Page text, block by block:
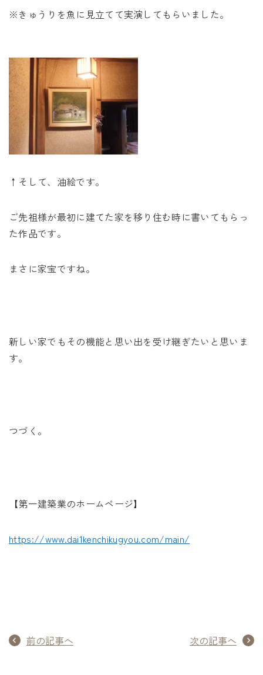
※きゅうりを魚に見立てて実演してもらいました。
↑そして、油絵です。
ご先祖様が最初に建てた家を移り住む時に書いてもらっ
た作品です。
まさに家宝ですね。
新しい家でもその機能と思い出を受け継ぎたいと思いま
す。
つづく。
【第一建築業のホームページ】
https://www.dai1kenchikugyou.com/main/
前の記事へ 次の記事へ